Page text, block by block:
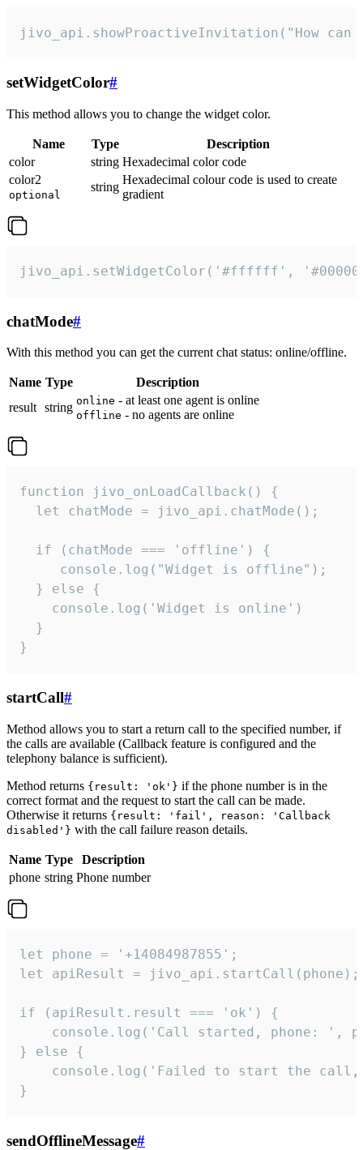
jivo_api.showProactiveInvitation("How
setWidgetColor#
This method allows you to change the widget color.
Name Type
Description
color
string Hexadecimal color code
color2
optional
string
Hexadecimal colour code is used to create
gradient
jivo_api.setWidgetColor('#ffffff',
chatMode#
With this method you can get the current chat status: online/offline.
Name Type
Description
result string online - at least one agent is online
offline - no agents are online
function jivo_onLoadCallback() {
  let chatMode = jivo_api.chatMode();
  if (chatMode === 'offline') {
     console.log("Widget is offline");
  } else {
    console.log('Widget is online')
  }
}
startCall#
Method allows you to start a return call to the specified number, if
the calls are available (Callback feature is configured and the
telephony balance is sufficient).
Method returns {result: 'ok'} if the phone number is in the
correct format and the request to start the call can be made.
Otherwise it returns {result: 'fail', reason: 'Callback
disabled'} with the call failure reason details.
Name Type
Description
phone string Phone number
let phone = '+14084987855';
let apiResult = jivo_api.startCall(phone);
if (apiResult.result === 'ok') {
console.log('Call started, phone: ',
} else {
console.log('Failed to start the
}
sendOfflineMessage#